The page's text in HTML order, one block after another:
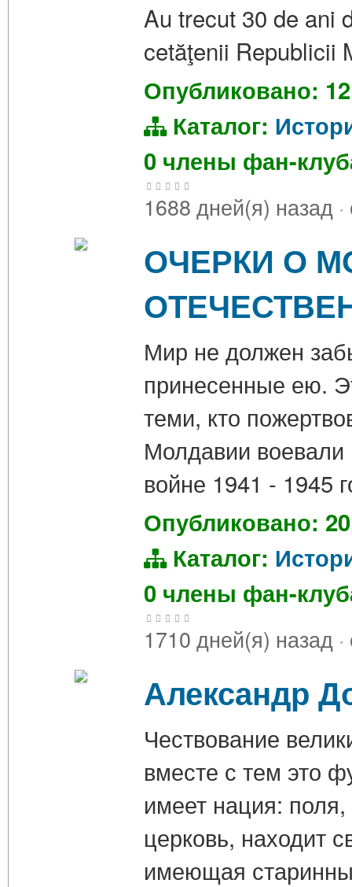
Au trecut 30 de ani
cetăţenii Republicii
Опубликовано:
Каталог:
0 члены фан-
1688 дней(я) назад ·
ОЧЕРКИ О
Мир не должен
принесенные ею.
теми, кто
Молдавии
войне 1941 -
Опубликовано:
Каталог:
0 члены фан-
1710 дней(я) назад ·
Александр
Чествование
вместе с тем это
имеет нация:
церковь, находит
имеющая